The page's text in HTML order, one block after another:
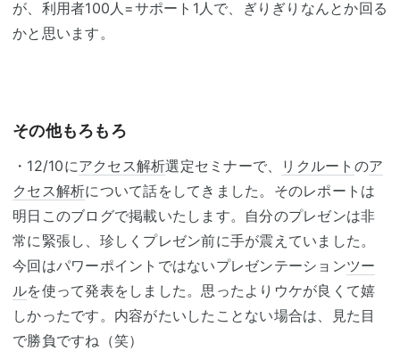
が、利用者100人=サポート1人で、ぎりぎりなんとか回る
かと思います。
その他もろもろ
・12/10にアクセス解析選定セミナーで、 リクルート のア
クセス解析について話をしてきました。そのレポートは
明日このブログで掲載いたします。自分のプレゼンは非
常に緊張し、珍しくプレゼン前に手が震えていました。
今回はパワーポイントではないプレゼンテーションツー
ルを使って発表をしました。思ったよりウケが良くて嬉
しかったです。内容がたいしたことない場合は、見た目
で勝負ですね（笑）